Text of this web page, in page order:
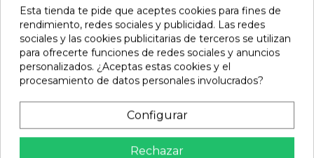
106561.
Marca: Hudy Ref:
14,17 €
Añadir
En stock
Esta tienda te pide que aceptes cookies para fines de
rendimiento, redes sociales y publicidad. Las redes
sociales y las cookies publicitarias de terceros se utilizan
para ofrecerte funciones de redes sociales y anuncios
personalizados. ¿Aceptas estas cookies y el
procesamiento de datos personales involucrados?
Configurar
Rechazar